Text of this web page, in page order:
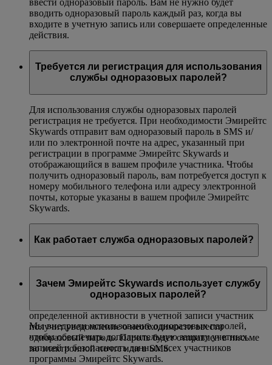
вводить одноразовый пароль каждый раз, когда вы
входите в учетную запись или совершаете определенные
действия.
Требуется ли регистрация для использования
службы одноразовых паролей?
Для использования службы одноразовых паролей
регистрация не требуется. При необходимости Эмирейтс
Skywards отправит вам одноразовый пароль в SMS и/
или по электронной почте на адрес, указанный при
регистрации в программе Эмирейтс Skywards и
отображающийся в вашем профиле участника. Чтобы
получить одноразовый пароль, вам потребуется доступ к
номеру мобильного телефона или адресу электронной
почты, которые указаны в вашем профиле Эмирейтс
Skywards.
Как работает служба одноразовых паролей?
ней каких-либо действий вы должны будете ввести
одноразовый пароль. Таким образом вы подтвердите,
определенной активности в учетной записи участник
получит уведомление о необходимости ввести
одноразовый пароль. Пароль будет отправлен в письме
по электронной почте или в SMS.
Зачем Эмирейтс Skywards использует службу
одноразовых паролей?
Мы внедрили использование одноразовых паролей,
чтобы обеспечить дополнительную защиту учетных
записей и безопасность данных всех участников
программы Эмирейтс Skywards.